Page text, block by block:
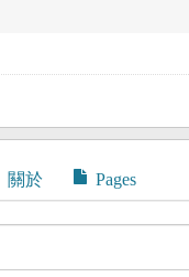
關於 Pages